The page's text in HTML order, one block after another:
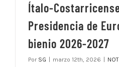
Ítalo-
Presidencia de
bienio 2026-2027
Por SG marzo 12th, 2026